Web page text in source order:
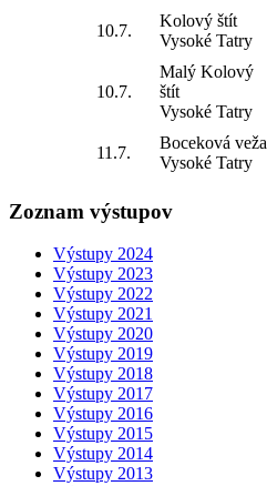
10.7.
Kolový štít
Vysoké Tatry
10.7.
Malý Kolový
štít
Vysoké Tatry
11.7.
Boceková veža
Vysoké Tatry
Zoznam výstupov
Výstupy 2024
Výstupy 2023
Výstupy 2022
Výstupy 2021
Výstupy 2020
Výstupy 2019
Výstupy 2018
Výstupy 2017
Výstupy 2016
Výstupy 2015
Výstupy 2014
Výstupy 2013